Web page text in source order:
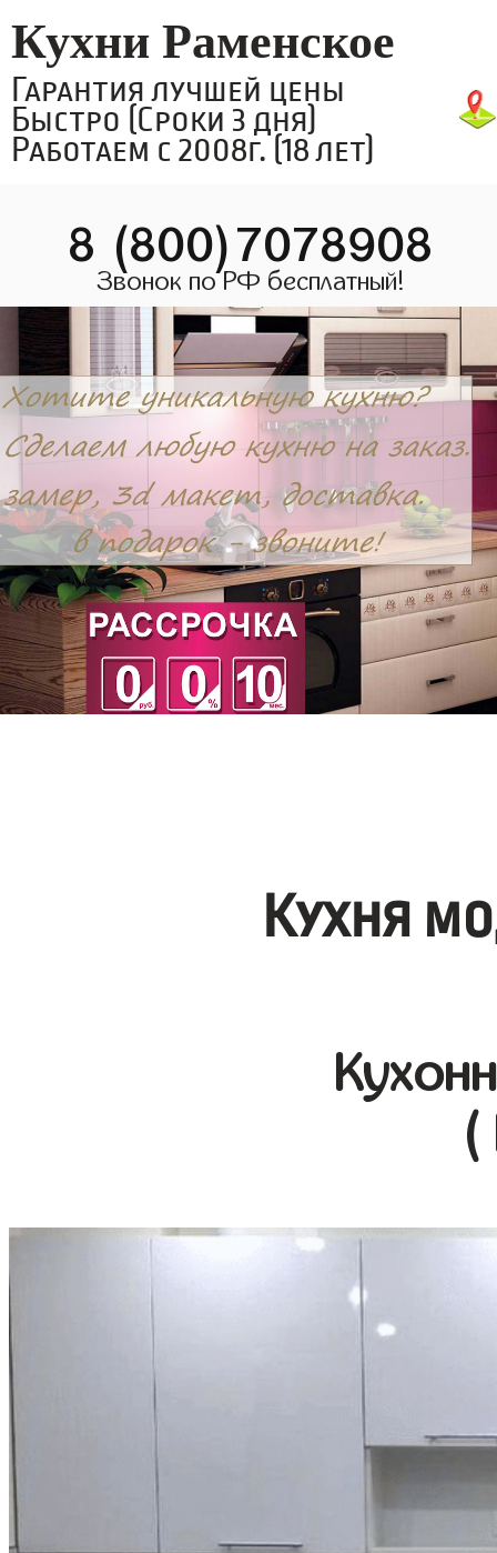
Кухни Раменское
Гарантия лучшей цены
Быстро (Сроки 3 дня)
Работаем с 2008г. (18 лет)
8 (800)7078908
Звонок по РФ бесплатный!
Кухня
(